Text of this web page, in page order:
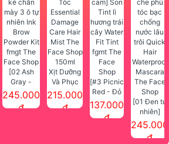
[02 Ash
Gray -
Khói] Bột
kẻ chân
245.000
đ
Xịt Dưỡng
Và Phục
Hồi Tóc
Essential
215.000
đ
[#3 Picnic
Red - Đỏ
cam] Son
137.000
đ
[01 Đen tự
nhiên]
Mascara
che phủ
245.000
đ